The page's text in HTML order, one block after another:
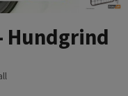
Hundgrind